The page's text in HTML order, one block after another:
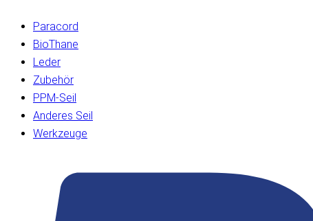
Paracord
BioThane
Leder
Zubehör
PPM-Seil
Anderes Seil
Werkzeuge